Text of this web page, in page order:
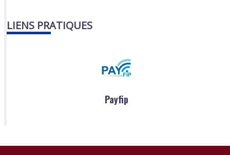
LIENS PRATIQUES
Payfip